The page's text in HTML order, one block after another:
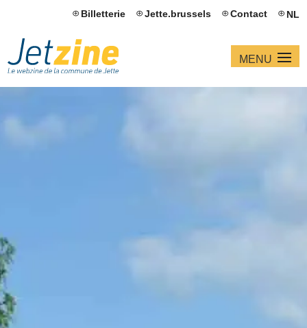
Billetterie Jette.brussels Contact NL